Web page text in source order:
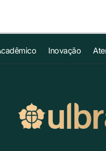
Inovação